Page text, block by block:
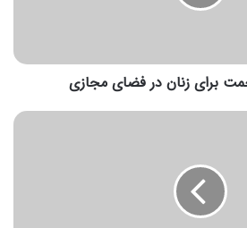
برای زنان در فضای مجازی